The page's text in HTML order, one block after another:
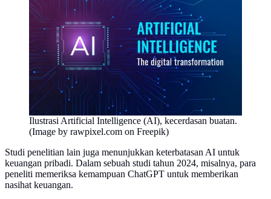
Ilustrasi Artificial Intelligence (AI), kecerdasan buatan.
(Image by rawpixel.com on Freepik)
Studi penelitian lain juga menunjukkan keterbatasan AI untuk
keuangan pribadi. Dalam sebuah studi tahun 2024, misalnya, para
peneliti memeriksa kemampuan ChatGPT untuk memberikan
nasihat keuangan.